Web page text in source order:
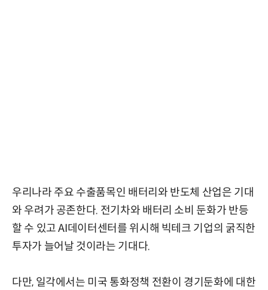
우리나라 주요 수출품목인 배터리와 반도체 산업은 기대
와 우려가 공존한다. 전기차와 배터리 소비 둔화가 반등
할 수 있고 AI데이터센터를 위시해 빅테크 기업의 굵직한
투자가 늘어날 것이라는 기대다.
다만, 일각에서는 미국 통화정책 전환이 경기둔화에 대한